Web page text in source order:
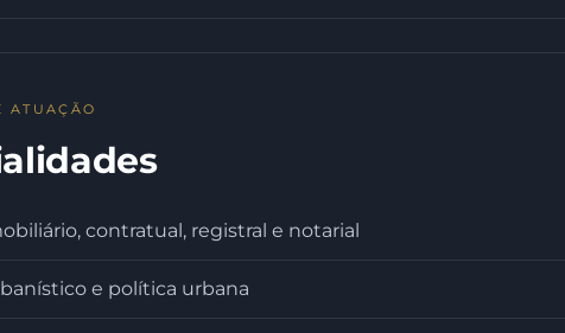
ATUAÇÃO
contratual, registral e notarial
e política urbana